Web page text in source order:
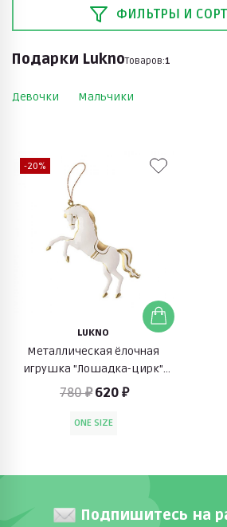
ФИЛЬТРЫ И
Подарки LuknoТоваров:1
Девочки Мальчики
-20%
LUKNO
Металлическая ёлочная
игрушка "Лошадка-цирк"
(золотой)
780 ₽ 620 ₽
ONE SIZE
Подпишитесь на